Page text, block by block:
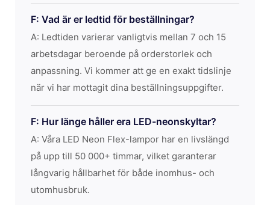
F: Vad är er ledtid för beställningar?
A: Ledtiden varierar vanligtvis mellan 7 och 15
arbetsdagar beroende på orderstorlek och
anpassning. Vi kommer att ge en exakt tidslinje
när vi har mottagit dina beställningsuppgifter.
F: Hur länge håller era LED-neonskyltar?
A: Våra LED Neon Flex-lampor har en livslängd
på upp till 50 000+ timmar, vilket garanterar
långvarig hållbarhet för både inomhus- och
utomhusbruk.